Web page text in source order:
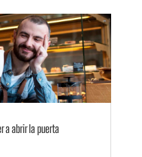
a abrir la puerta